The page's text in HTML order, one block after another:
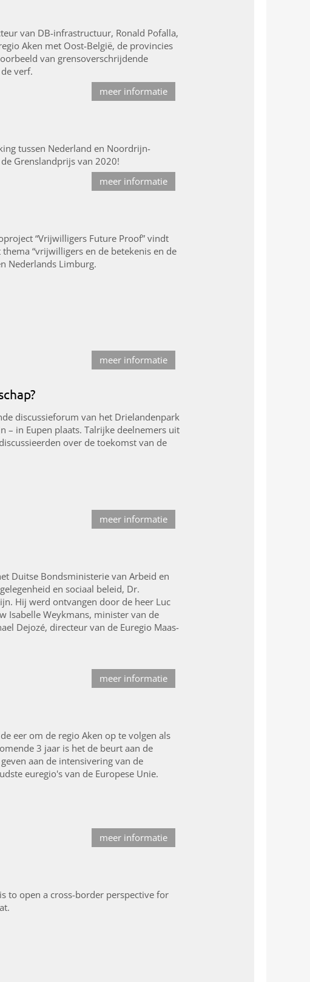
van DB-infrastructuur, Ronald Pofalla,
Aken met Oost-België, de provincies
van grensoverschrijdende
verf.
meer informatie
tussen Nederland en Noordrijn-
Grenslandprijs van 2020!
meer informatie
“Vrijwilligers Future Proof” vindt
“vrijwilligers en de betekenis en de
Nederlands Limburg.
meer informatie
discussieforum van het Drielandenpark
– in Eupen plaats. Talrijke deelnemers uit
over de toekomst van de
meer informatie
Duitse Bondsministerie van Arbeid en
en sociaal beleid, Dr.
Hij werd ontvangen door de heer Luc
Isabelle Weykmans, minister van de
Dejozé, directeur van de Euregio Maas-
meer informatie
eer om de regio Aken op te volgen als
3 jaar is het de beurt aan de
aan de intensivering van de
euregio's van de Europese Unie.
meer informatie
to open a cross-border perspective for